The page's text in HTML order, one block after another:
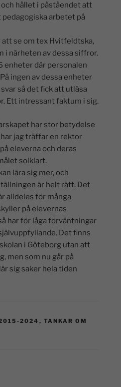
hållet i påståendet att
pedagogiska arbetet på
se om tex Hvitfeldtska,
i närheten av dessa siffror.
enheter där personalen
ingen av dessa enheter
så det fick att utläsa
Ett intressant faktum i sig.
har stor betydelse
jag träffar en rektor
eleverna och deras
solklart.
lära sig mer, och
är helt rätt. Det
alldeles för många
på elevernas
har för låga förväntningar
Det finns
i Göteborg utan att
men som nu går på
sig saker hela tiden
2015-2024 , TANKAR OM